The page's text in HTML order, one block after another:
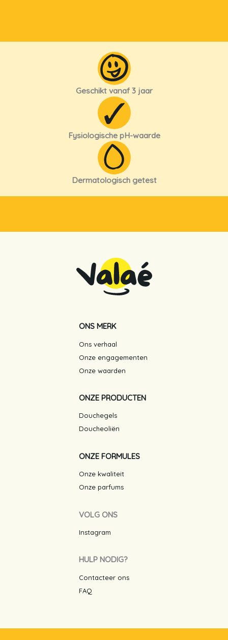
Geschikt vanaf 3 jaar
Fysiologische pH-waarde
Dermatologisch getest
ONS MERK
Ons verhaal
Onze engagementen
Onze waarden
ONZE PRODUCTEN
Douchegels
Doucheoliën
ONZE FORMULES
Onze kwaliteit
Onze parfums
VOLG ONS
Instagram
HULP NODIG?
Contacteer ons
FAQ